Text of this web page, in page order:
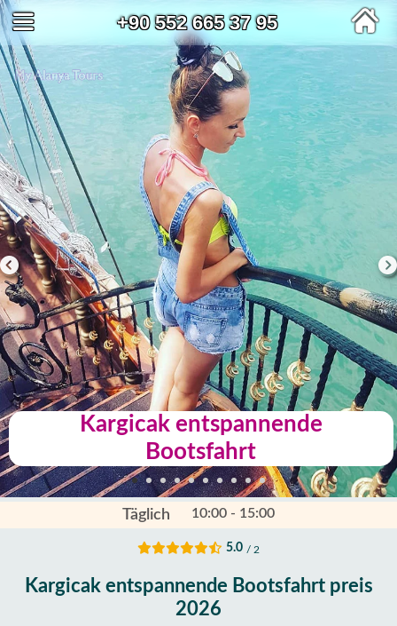
+90 552 665 37 95
Kargicak entspannende
Bootsfahrt
Täglich 10:00 - 15:00
5.0 / 2
Kargicak entspannende Bootsfahrt preis
2026